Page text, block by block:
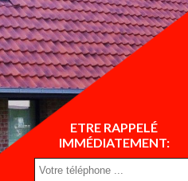
ETRE RAPPELÉ
IMMÉDIATEMENT: